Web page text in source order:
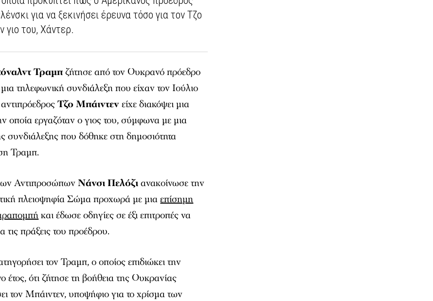
για να ξεκινήσει έρευνα τόσο για τον Τζο
γιο του, Χάντερ.
Τραμπζήτησε από τον Ουκρανό πρόεδρο
τηλεφωνική συνδιάλεξη που είχαν τον Ιούλιο
Τζο Μπάιντενείχε διακόψει μια
οποία εργαζόταν ο γιος του, σύμφωνα με μια
συνδιάλεξης που δόθηκε στη δημοσιότητα
Τραμπ.
ΑντιπροσώπωνΝάνσι Πελόζιανακοίνωσε την
πλειοψηφία Σώμα προχωρά με μιαεπίσημη
και έδωσε οδηγίες σε έξι επιτροπές να
τις πράξεις του προέδρου.
τον Τραμπ, ο οποίος επιδιώκει την
έτος, ότι ζήτησε τη βοήθεια της Ουκρανίας
τον Μπάιντεν, υποψήφιο για το χρίσμα των